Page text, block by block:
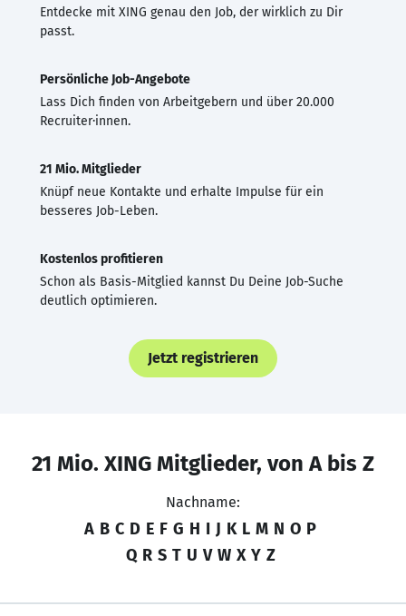
Entdecke mit XING genau den Job, der wirklich zu Dir
passt.
Persönliche Job-Angebote
Lass Dich finden von Arbeitgebern und über 20.000
Recruiter·innen.
21 Mio. Mitglieder
Knüpf neue Kontakte und erhalte Impulse für ein
besseres Job-Leben.
Kostenlos profitieren
Schon als Basis-Mitglied kannst Du Deine Job-Suche
deutlich optimieren.
Jetzt registrieren
21 Mio. XING Mitglieder, von A bis Z
Nachname:
A B C D E F G H I J K L M N O P
Q R S T U V W X Y Z